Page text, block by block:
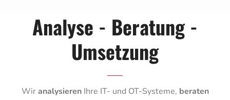
Analyse - Beratung -
Umsetzung
WiranalysierenIhre IT- und OT-Systeme, beraten